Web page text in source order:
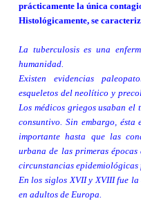
prácticamente la única
Histológicamente, se
La tuberculosis es una
humanidad.
Existen evidencias
esqueletos del neolítico y
Los médicos griegos usaban
consuntivo. Sin embargo, ésta
importante hasta que las
urbana de las primeras
circunstancias
En los siglos XVII y XVIII fue
en adultos de Europa.